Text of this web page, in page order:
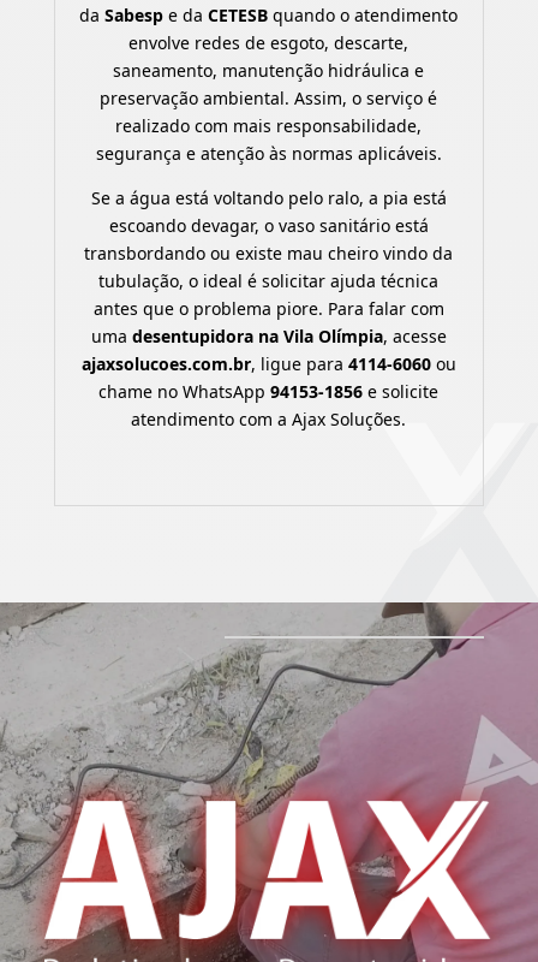
daSabesp e daCETESB quando o atendimento
envolve redes de esgoto, descarte,
saneamento, manutenção hidráulica e
preservação ambiental. Assim, o serviço é
realizado com mais responsabilidade,
segurança e atenção às normas aplicáveis.
Se a água está voltando pelo ralo, a pia está
escoando devagar, o vaso sanitário está
transbordando ou existe mau cheiro vindo da
tubulação, o ideal é solicitar ajuda técnica
antes que o problema piore. Para falar com
uma desentupidora na Vila Olímpia, acesse
ajaxsolucoes.com.br, ligue para 4114-6060ou
chame no WhatsApp94153-1856 e solicite
atendimento com a Ajax Soluções.